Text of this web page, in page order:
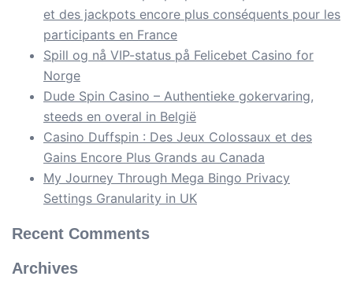
et des jackpots encore plus conséquents pour les
participants en France
Spill og nå VIP-status på Felicebet Casino for
Norge
Dude Spin Casino – Authentieke gokervaring,
steeds en overal in België
Casino Duffspin : Des Jeux Colossaux et des
Gains Encore Plus Grands au Canada
My Journey Through Mega Bingo Privacy
Settings Granularity in UK
Recent Comments
Archives